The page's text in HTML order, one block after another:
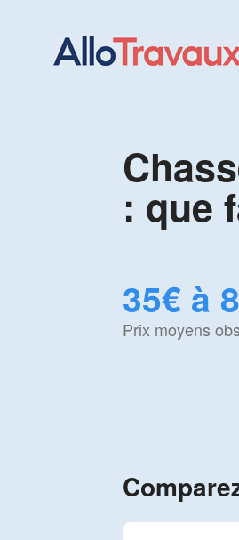
: que
35€ à
Prix moyens